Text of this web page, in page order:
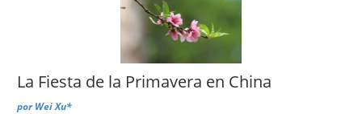
La Fiesta de la Primavera en China
porWei Xu*